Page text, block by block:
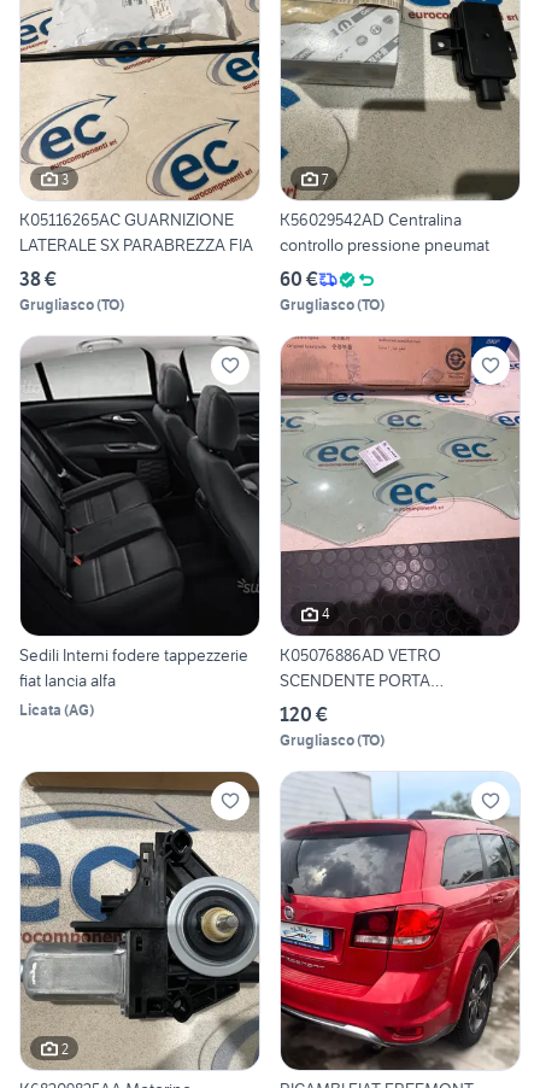
3
K05116265AC GUARNIZIONE
LATERALE SX PARABREZZA FIA
38 €
Grugliasco(TO)
7
K56029542AD Centralina
controllo pressione pneumat
60 €
Grugliasco(TO)
Sedili Interni fodere tappezzerie
fiat lancia alfa
Licata (AG)
4
K05076886AD VETRO
SCENDENTE PORTA
ANTERIORE DESTRA
120 €
Grugliasco(TO)
2